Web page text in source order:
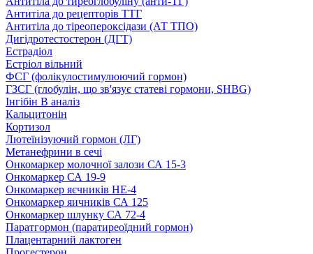
Антитіла до рецепторів ТТГ
Антитіла до тіреопероксідази (АТ ТПО)
Дигідротестостерон (ДГТ)
Естрадіол
Естріол вільний
ФСГ (фолікулостимулюючий гормон)
ГЗСГ (глобулін, що зв'язує статеві гормони, SHBG)
Інгібін B аналіз
Кальцитонін
Кортизол
Лютеїнізуючий гормон (ЛГ)
Метанефрини в сечі
Онкомаркер молочної залози СА 15-3
Онкомаркер СА 19-9
Онкомаркер яєчників НЕ-4
Онкомаркер яичників СА 125
Онкомаркер шлунку СА 72-4
Паратгормон (паратиреоїдний гормон)
Плацентарний лактоген